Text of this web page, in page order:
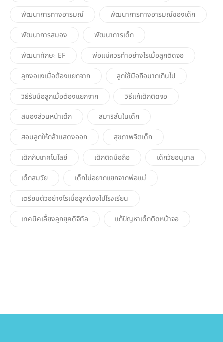
พัฒนาการทางอารมณ์
พัฒนาการทางอารมณ์ของเด็ก
พัฒนาการสมอง
พัฒนาการเด็ก
พัฒนาทักษะ EF
พ่อแม่ควรทำอย่างไรเมื่อลูกติดจอ
ลูกงอแงเมื่อต้องแยกจาก
ลูกใช้มือถือมากเกินไป
วิธีรับมือลูกเมื่อต้องแยกจาก
วิธีแก้เด็กติดจอ
สมองส่วนหน้าเด็ก
สมาธิสั้นในเด็ก
สอนลูกให้กล้าแสดงออก
สุขภาพจิตเด็ก
เด็กกับเทคโนโลยี
เด็กติดมือถือ
เด็กวัยอนุบาล
เด็กสมวัย
เด็กไม่อยากแยกจากพ่อแม่
เตรียมตัวอย่างไรเมื่อลูกต้องไปโรงเรียน
เทคนิคเลี้ยงลูกยุคดิจิทัล
แก้ปัญหาเด็กติดหน้าจอ